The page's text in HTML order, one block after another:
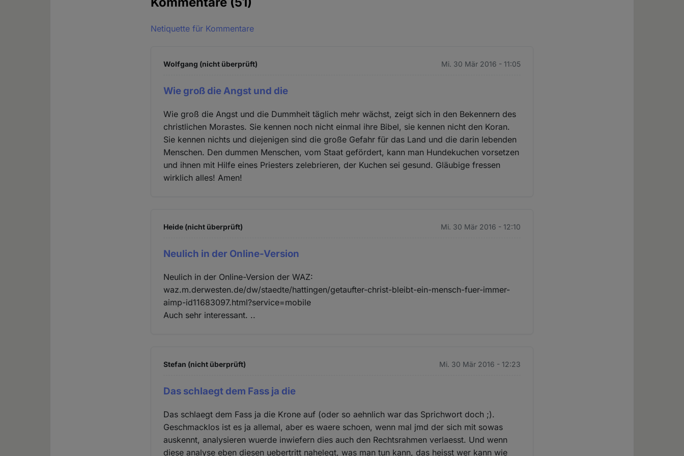
Netiquette für Kommentare
Wolfgang (nicht überprüft) Mi. 30 Mär 2016 - 11:05
Wie groß die Angst und die
Wie groß die Angst und die Dummheit täglich mehr wächst, zeigt sich in den Bekennern des
christlichen Morastes. Sie kennen noch nicht einmal ihre Bibel, sie kennen nicht den Koran.
Sie kennen nichts und diejenigen sind die große Gefahr für das Land und die darin lebenden
Menschen. Den dummen Menschen, vom Staat gefördert, kann man Hundekuchen vorsetzen
und ihnen mit Hilfe eines Priesters zelebrieren, der Kuchen sei gesund. Gläubige fressen
wirklich alles! Amen!
Heide (nicht überprüft) Mi. 30 Mär 2016 - 12:10
Neulich in der Online-Version
Neulich in der Online-Version der WAZ:
waz.m.derwesten.de/dw/staedte/hattingen/getaufter-christ-bleibt-ein-mensch-fuer-immer-
aimp-id11683097.html?service=mobile
Auch sehr interessant. ..
Stefan (nicht überprüft) Mi. 30 Mär 2016 - 12:23
Das schlaegt dem Fass ja die
Das schlaegt dem Fass ja die Krone auf (oder so aehnlich war das Sprichwort doch ;).
Geschmacklos ist es ja allemal, aber es waere schoen, wenn mal jmd der sich mit sowas
auskennt, analysieren wuerde inwiefern dies auch den Rechtsrahmen verlaesst. Und wenn
diese analyse eben diesen uebertritt nahelegt, was man tun kann, das heisst wer kann wie